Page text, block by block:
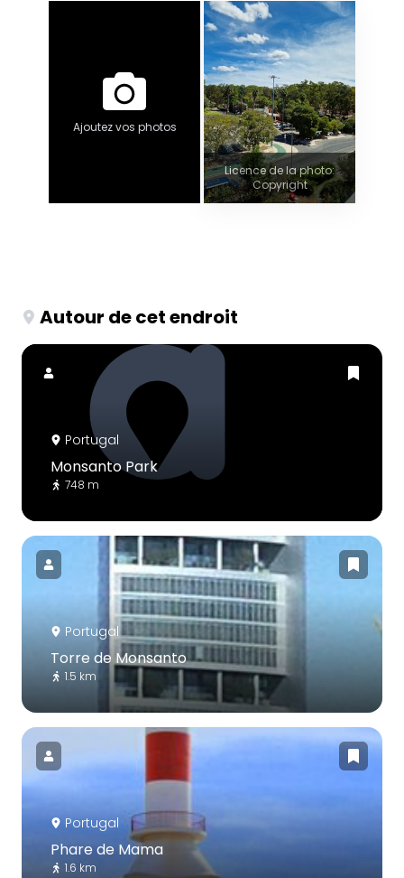
Ajoutez vos photos
Licence de la photo:
Copyright
Autour de cet endroit
Portugal
Monsanto Park
748 m
Portugal
Torre de Monsanto
1.5 km
Portugal
Phare de Mama
1.6 km